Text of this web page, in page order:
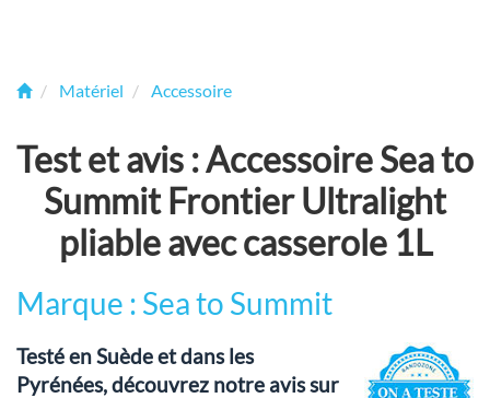
Matériel Accessoire
Test et avis : Accessoire Sea to
Summit Frontier Ultralight
pliable avec casserole 1L
Marque : Sea to Summit
Testé en Suède et dans les
Pyrénées, découvrez notre avis sur